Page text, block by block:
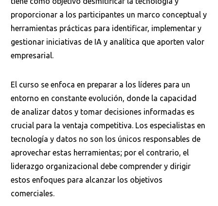
proporcionar a los participantes un marco conceptual y
herramientas prácticas para identificar, implementar y
gestionar iniciativas de IA y analítica que aporten valor
empresarial.
El curso se enfoca en preparar a los líderes para un
entorno en constante evolución, donde la capacidad
de analizar datos y tomar decisiones informadas es
crucial para la ventaja competitiva. Los especialistas en
tecnología y datos no son los únicos responsables de
aprovechar estas herramientas; por el contrario, el
liderazgo organizacional debe comprender y dirigir
estos enfoques para alcanzar los objetivos
comerciales.